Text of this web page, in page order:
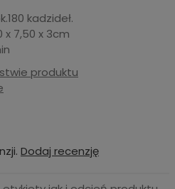
kadzideł.
x 7,50 x 3cm
produktu
Dodaj recenzję